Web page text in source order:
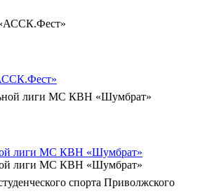
лиги МС КВН «Шумбрат»
лиги МС КВН «Шумбрат»